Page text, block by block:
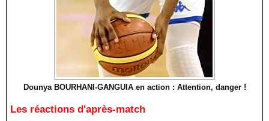
Dounya BOURHANI-GANGUIA en action : Attention, danger !
Les réactions d'après-match